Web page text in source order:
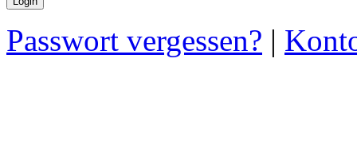
Passwort vergessen? |